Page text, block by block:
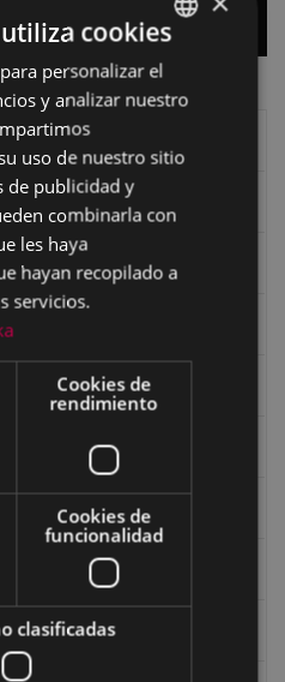
BASQUE
SPANISH
cookies
personalizar el
y analizar nuestro
uso de nuestro sitio
de publicidad y
combinarla con
les haya
hayan recopilado a
servicios.
Cookies de
rendimiento
Cookies de
funcionalidad
clasificadas